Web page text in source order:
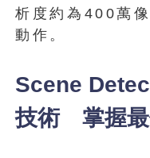
析度約為400萬
動作。
Scene
技術 掌握最